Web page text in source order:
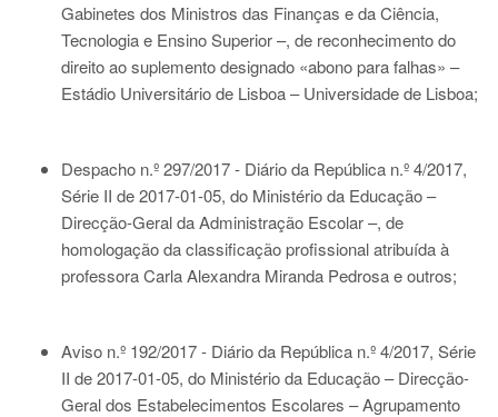
Gabinetes dos Ministros das Finanças e da Ciência,
Tecnologia e Ensino Superior –, de reconhecimento do
direito ao suplemento designado «abono para falhas» –
Estádio Universitário de Lisboa – Universidade de Lisboa;
Despacho n.º 297/2017 - Diário da República n.º 4/2017,
Série II de 2017-01-05, do Ministério da Educação –
Direcção-Geral da Administração Escolar –, de
homologação da classificação profissional atribuída à
professora Carla Alexandra Miranda Pedrosa e outros;
Aviso n.º 192/2017 - Diário da República n.º 4/2017, Série
II de 2017-01-05, do Ministério da Educação – Direcção-
Geral dos Estabelecimentos Escolares – Agrupamento